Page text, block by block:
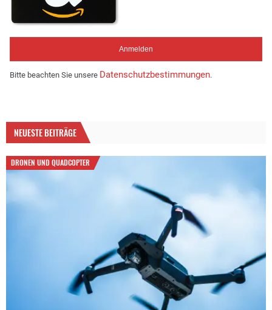
Bitte beachten Sie unsere Datenschutzbestimmungen.
NEUESTE BEITRÄGE
DRONEN UND QUADCOPTER